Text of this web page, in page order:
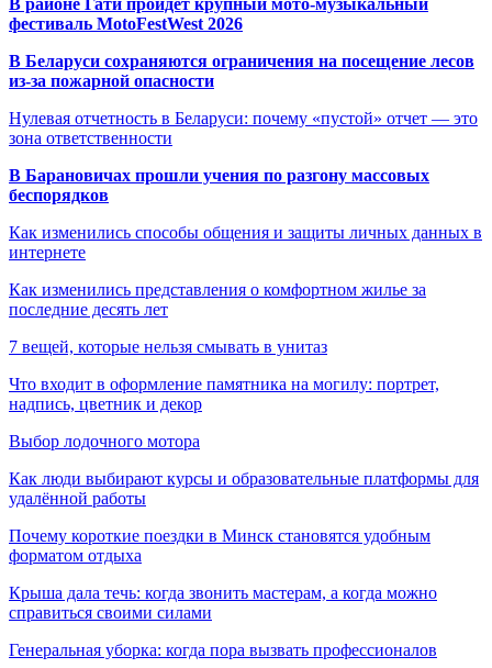
фестиваль MotoFestWest 2026
В Беларуси сохраняются ограничения на посещение лесов
из-за пожарной опасности
Нулевая отчетность в Беларуси: почему «пустой» отчет — это
зона ответственности
В Барановичах прошли учения по разгону массовых
беспорядков
Как изменились способы общения и защиты личных данных в
интернете
Как изменились представления о комфортном жилье за
последние десять лет
7 вещей, которые нельзя смывать в унитаз
Что входит в оформление памятника на могилу: портрет,
надпись, цветник и декор
Выбор лодочного мотора
Как люди выбирают курсы и образовательные платформы для
удалённой работы
Почему короткие поездки в Минск становятся удобным
форматом отдыха
Крыша дала течь: когда звонить мастерам, а когда можно
справиться своими силами
Генеральная уборка: когда пора вызвать профессионалов